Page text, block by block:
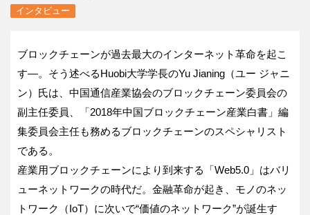
インタビュー
ブロックチェーンが過去最大のインターネット革命を起こ
す―。そう述べるHuobi大学学長のYu Jianing（ユー ジャニ
ン）氏は、中国通信産業協会のブロックチェーン委員会の
副主任委員、「2018年中国ブロックチェーン産業白書」編
集委員会主任も務めるブロックチェーンのスペシャリスト
である。
産業用ブロックチェーンにより到来する「Web5.0」はバリ
ューネットワークの時代だ。金融革命が起き、モノのネッ
トワーク（IoT）に次いで“価値のネットワーク”が誕生す